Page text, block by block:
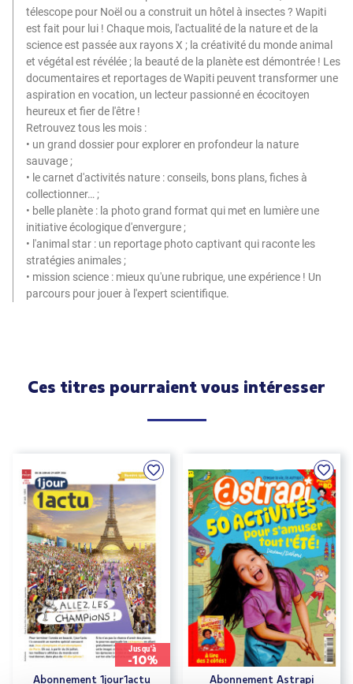
télescope pour Noël ou a construit un hôtel à insectes ? Wapiti
est fait pour lui ! Chaque mois, l'actualité de la nature et de la
science est passée aux rayons X ; la créativité du monde animal
et végétal est révélée ; la beauté de la planète est démontrée ! Les
documentaires et reportages de Wapiti peuvent transformer une
aspiration en vocation, un lecteur passionné en écocitoyen
heureux et fier de l'être !
Retrouvez tous les mois :
• un grand dossier pour explorer en profondeur la nature
sauvage ;
• le carnet d'activités nature : conseils, bons plans, fiches à
collectionner… ;
• belle planète : la photo grand format qui met en lumière une
initiative écologique d'envergure ;
• l'animal star : un reportage photo captivant qui raconte les
stratégies animales ;
• mission science : mieux qu'une rubrique, une expérience ! Un
parcours pour jouer à l'expert scientifique.
Ces titres pourraient vous intéresser
Jusqu'à
-10%
Abonnement 1jour1actu Abonnement Astrapi